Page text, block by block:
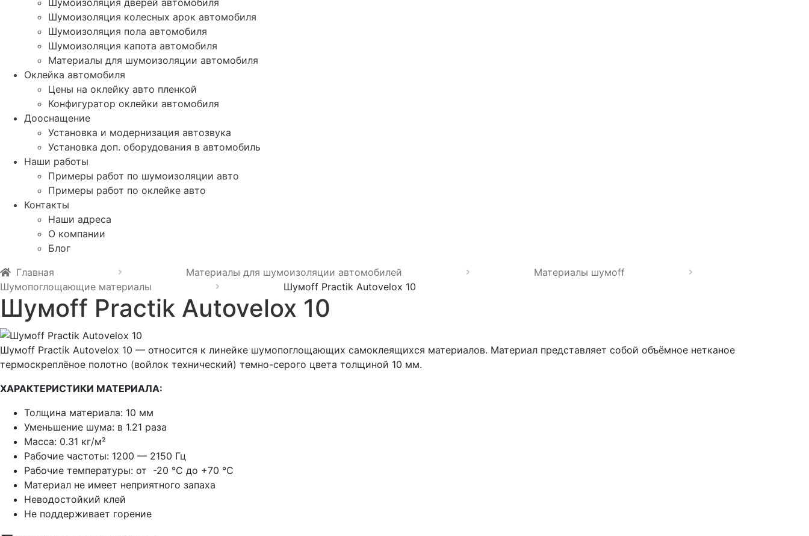
Шумоизоляция колесных арок автомобиля
Шумоизоляция пола автомобиля
Шумоизоляция капота автомобиля
Материалы для шумоизоляции автомобиля
Оклейка автомобиля
Цены на оклейку авто пленкой
Конфигуратор оклейки автомобиля
Дооснащение
Установка и модернизация автозвука
Установка доп. оборудования в автомобиль
Наши работы
Примеры работ по шумоизоляции авто
Примеры работ по оклейке авто
Контакты
Наши адреса
О компании
Блог
Главная
Материалы для шумоизоляции автомобилей
Материалы шумoff
Шумопоглощающие материалы
Шумoff Practik Autovelox 10
Шумoff Practik Autovelox 10
Шумоff Practik Autovelox 10 — относится к линейке шумопоглощающих самоклеящихся материалов. Материал представляет собой объёмное нетканое
термоскреплёное полотно (войлок технический) темно-серого цвета толщиной 10 мм.
ХАРАКТЕРИСТИКИ МАТЕРИАЛА:
Толщина материала: 10 мм
Уменьшение шума: в 1.21 раза
Масса: 0.31 кг/м²
Рабочие частоты: 1200 — 2150 Гц
Рабочие температуры: от -20 °С до +70 °С
Материал не имеет неприятного запаха
Неводостойкий клей
Не поддерживает горение